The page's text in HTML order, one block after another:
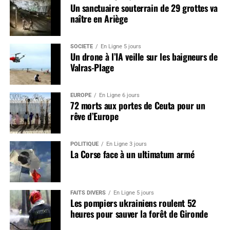
Un sanctuaire souterrain de 29 grottes va
naître en Ariège
SOCIÉTÉ En Ligne 5 jours
Un drone à l’IA veille sur les baigneurs de
Valras-Plage
EUROPE En Ligne 6 jours
72 morts aux portes de Ceuta pour un
rêve d’Europe
POLITIQUE En Ligne 3 jours
La Corse face à un ultimatum armé
FAITS DIVERS En Ligne 5 jours
Les pompiers ukrainiens roulent 52
heures pour sauver la forêt de Gironde